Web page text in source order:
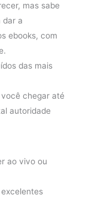
mas sabe
dar a
ebooks, com
das mais
chegar até
autoridade
ao vivo ou